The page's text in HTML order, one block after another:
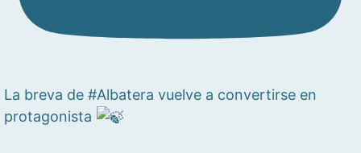
La breva de #Albatera vuelve a convertirse en
protagonista